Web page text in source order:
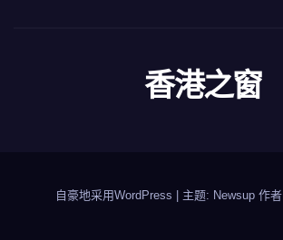
香港之窗
自豪地采用WordPress 主题: Newsup 作者